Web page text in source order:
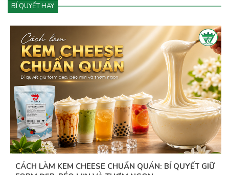
BÍ QUYẾT HAY
CÁCH LÀM KEM CHEESE CHUẨN QUÁN: BÍ QUYẾT GIỮ